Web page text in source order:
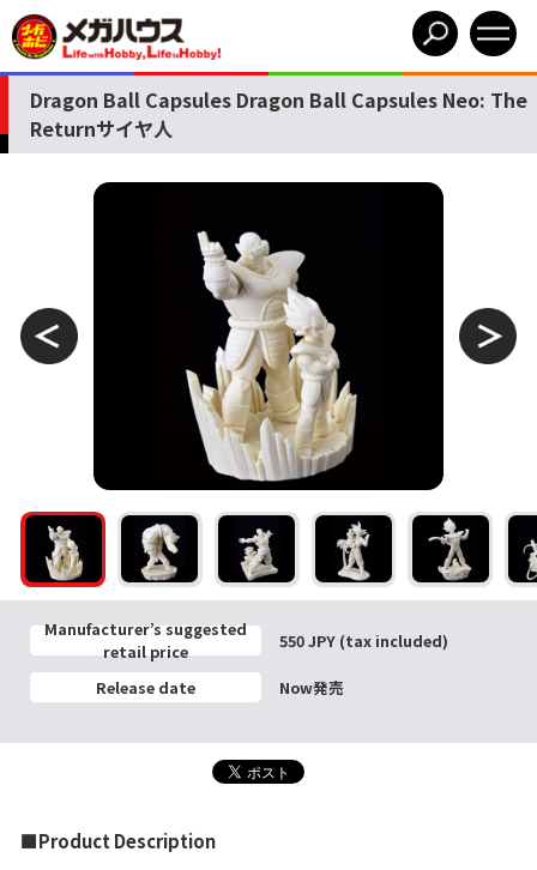
Dragon Ball Capsules Dragon Ball Capsules Neo: The
Returnサイヤ人
Manufacturer’s suggested
retail price
550 JPY (tax included)
Release date Now発売
■Product Description